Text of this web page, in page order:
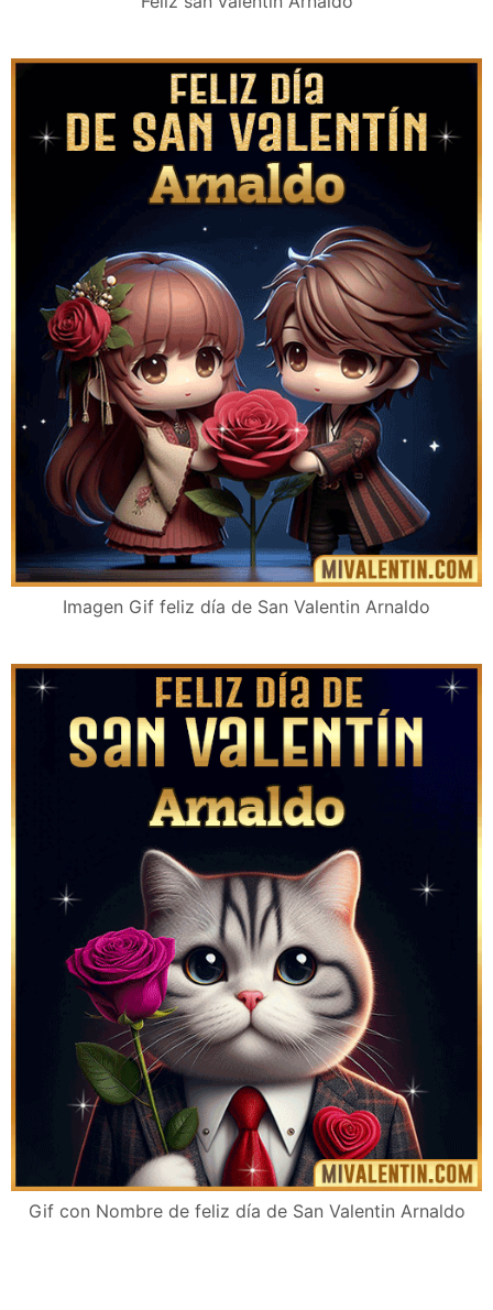
Imagen Gif feliz día de San Valentin Arnaldo
Gif con Nombre de feliz día de San Valentin Arnaldo